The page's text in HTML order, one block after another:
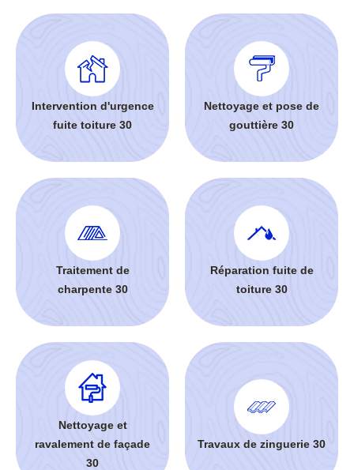
Intervention d'urgence
fuite toiture 30
Nettoyage et pose de
gouttière 30
Traitement de
charpente 30
Réparation fuite de
toiture 30
Nettoyage et
ravalement de façade
30
Travaux de zinguerie 30